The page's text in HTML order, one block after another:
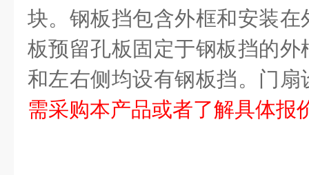
块。钢板挡包含外框和安装
板预留孔板固定于钢板挡的
和左右侧均设有钢板挡。门扇
需采购本产品或者了解具体